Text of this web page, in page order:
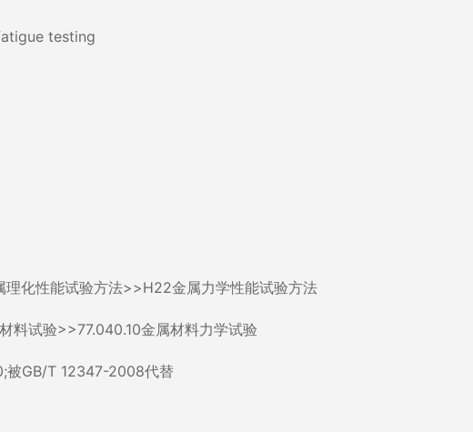
testing
化性能试验方法>>H22金属力学性能试验方法
料试验>>77.040.10金属材料力学试验
被GB/T 12347-2008代替